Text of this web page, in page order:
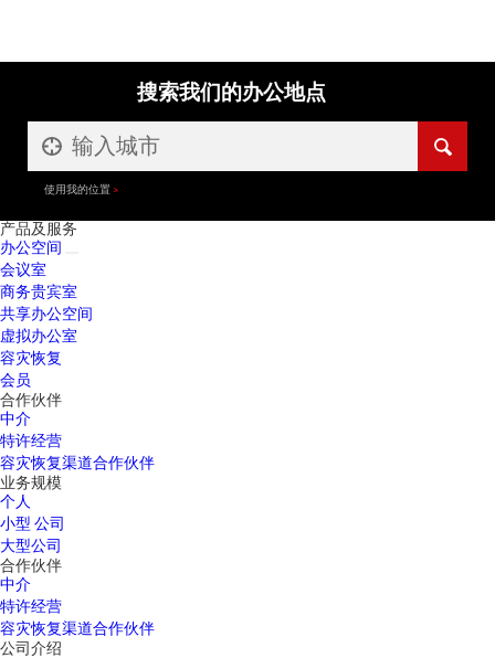
搜索我们的办公地点
使用我的位置
产品及服务
办公空间
会议室
商务贵宾室
共享办公空间
虚拟办公室
容灾恢复
会员
合作伙伴
中介
特许经营
容灾恢复渠道合作伙伴
业务规模
个人
小型 公司
大型公司
合作伙伴
中介
特许经营
容灾恢复渠道合作伙伴
公司介绍